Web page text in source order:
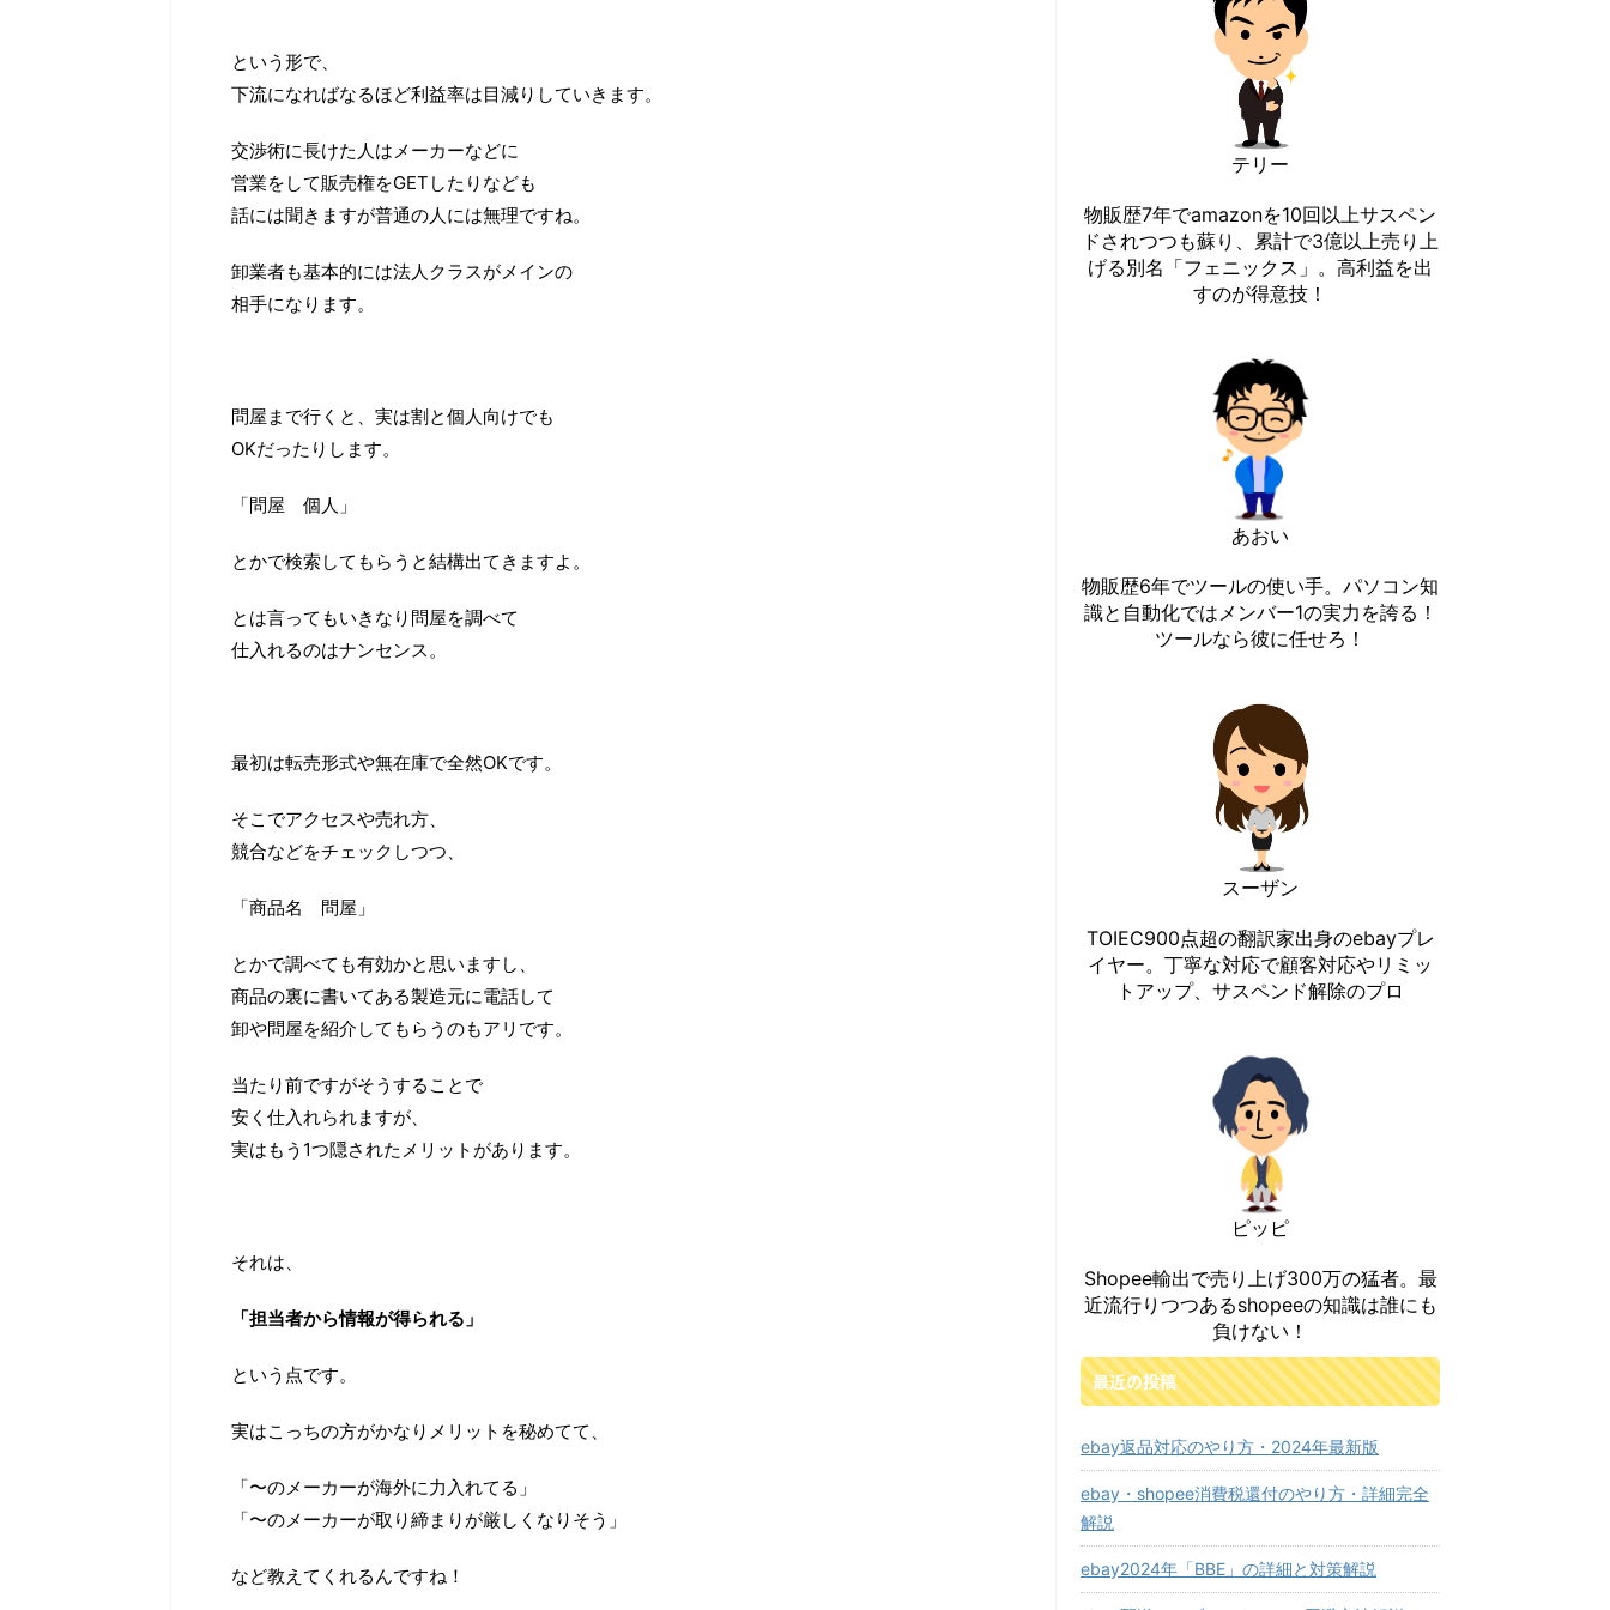
という形で、
下流になればなるほど利益率は目減りしていきます。
交渉術に長けた人はメーカーなどに
営業をして販売権をGETしたりなども
話には聞きますが普通の人には無理ですね。
卸業者も基本的には法人クラスがメインの
相手になります。
問屋まで行くと、実は割と個人向けでも
OKだったりします。
「問屋 個人」
とかで検索してもらうと結構出てきますよ。
とは言ってもいきなり問屋を調べて
仕入れるのはナンセンス。
最初は転売形式や無在庫で全然OKです。
そこでアクセスや売れ方、
競合などをチェックしつつ、
「商品名 問屋」
とかで調べても有効かと思いますし、
商品の裏に書いてある製造元に電話して
卸や問屋を紹介してもらうのもアリです。
当たり前ですがそうすることで
安く仕入れられますが、
実はもう1つ隠されたメリットがあります。
それは、
「担当者から情報が得られる」
という点です。
実はこっちの方がかなりメリットを秘めてて、
「〜のメーカーが海外に力入れてる」
「〜のメーカーが取り締まりが厳しくなりそう」
など教えてくれるんですね！
テリー
物販歴7年でamazonを10回以上サスペン
ドされつつも蘇り、累計で3億以上売り上
げる別名「フェニックス」。高利益を出
すのが得意技！
あおい
物販歴6年でツールの使い手。パソコン知
識と自動化ではメンバー1の実力を誇る！
ツールなら彼に任せろ！
スーザン
TOIEC900点超の翻訳家出身のebayプレ
イヤー。丁寧な対応で顧客対応やリミッ
トアップ、サスペンド解除のプロ
ピッピ
Shopee輸出で売り上げ300万の猛者。最
近流行りつつあるshopeeの知識は誰にも
負けない！
最近の投稿
ebay返品対応のやり方・2024年最新版
ebay・shopee消費税還付のやり方・詳細完全
解説
ebay2024年「BBE」の詳細と対策解説